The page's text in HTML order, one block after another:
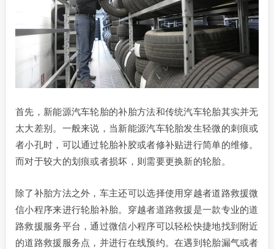
首先，新能源汽车轮胎的补胎方法和传统汽车轮胎其实并无
太大差别。一般来说，当新能源汽车轮胎发生轻微的刺痕或
者小孔时，可以通过轮胎补胶或者修补贴进行简单的维修。
而对于较大的划痕或者损坏，则需要更换新的轮胎。
除了补胎方法之外，车主还可以选择使用穿越者道路救援微
信小程序来进行轮胎补胎。穿越者道路救援是一款专业的道
路救援服务平台，通过微信小程序可以轻松快捷地找到附近
的道路救援服务点，并进行在线预约。在遇到轮胎漏气或者